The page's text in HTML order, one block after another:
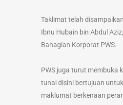
Taklimat telah
Ibnu Hubain bin Abdul
Bahagian Korporat PWS.
PWS juga turut membuka
tunai disini bertujuan
maklumat berkenaan